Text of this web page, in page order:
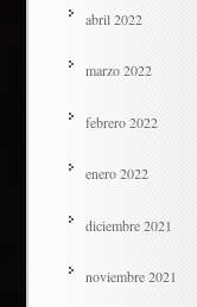
abril 2022
marzo 2022
febrero 2022
enero 2022
diciembre 2021
noviembre 2021